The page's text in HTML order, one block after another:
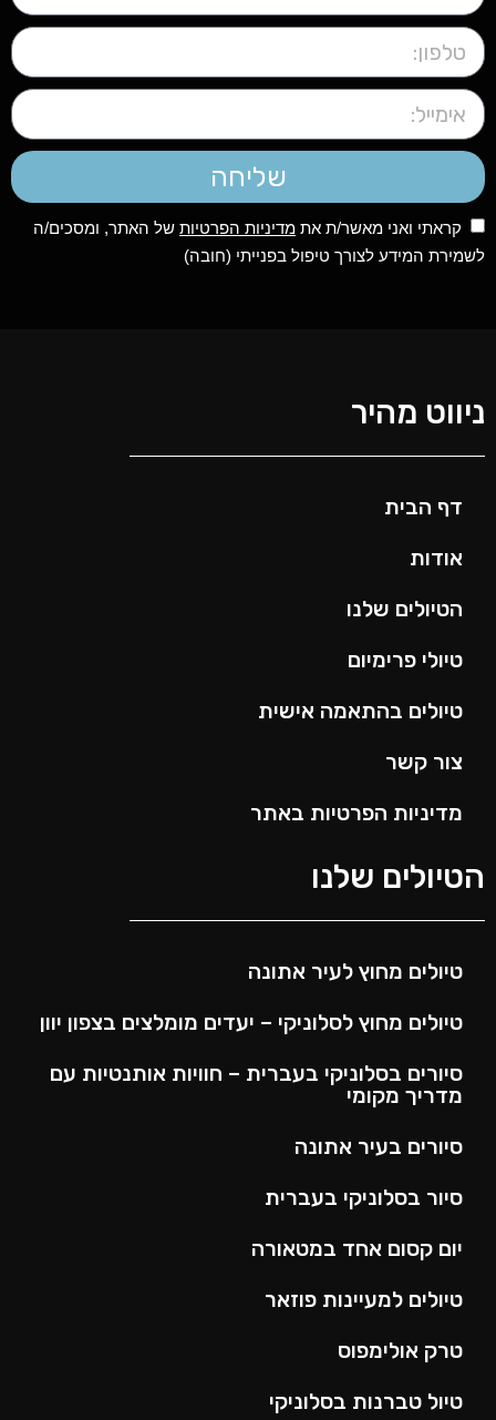
שליחה
קראתי ואני מאשר/ת את מדיניות הפרטיות של האתר, ומסכים/ה
לשמירת המידע לצורך טיפול בפנייתי (חובה)
ניווט מהיר
דף הבית
אודות
הטיולים שלנו
טיולי פרימיום
טיולים בהתאמה אישית
צור קשר
מדיניות הפרטיות באתר
הטיולים שלנו
טיולים מחוץ לעיר אתונה
טיולים מחוץ לסלוניקי – יעדים מומלצים בצפון יוון
סיורים בסלוניקי בעברית – חוויות אותנטיות עם
מדריך מקומי
סיורים בעיר אתונה
סיור בסלוניקי בעברית
יום קסום אחד במטאורה
טיולים למעיינות פוזאר
טרק אולימפוס
טיול טברנות בסלוניקי